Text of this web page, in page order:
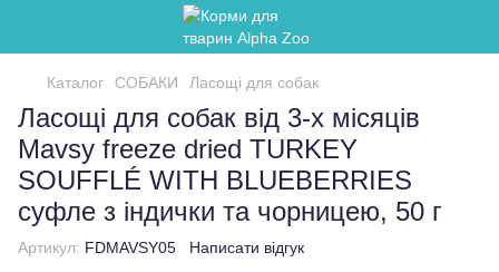
Каталог СОБАКИ Ласощі для собак
Ласощі для собак від 3-х місяців
Mavsy freeze dried TURKEY
SOUFFLÉ WITH BLUEBERRIES
суфле з індички та чорницею, 50 г
Артикул: FDMAVSY05 Написати відгук